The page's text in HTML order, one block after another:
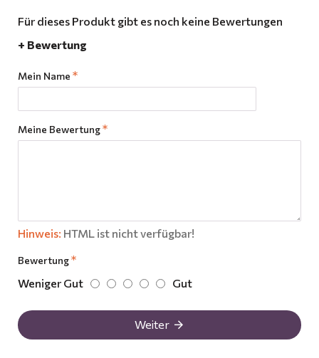
Für dieses Produkt gibt es noch keine Bewertungen
+ Bewertung
Mein Name
Meine Bewertung
Hinweis: HTML ist nicht verfügbar!
Bewertung
Weniger Gut Gut
Weiter